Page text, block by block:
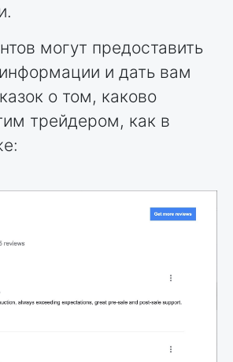
могут предоставить
и дать вам
о том, каково
трейдером, как в